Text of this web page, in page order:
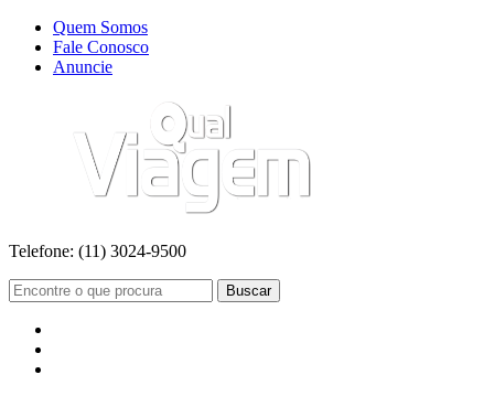
Quem Somos
Fale Conosco
Anuncie
Telefone: (11) 3024-9500
Buscar